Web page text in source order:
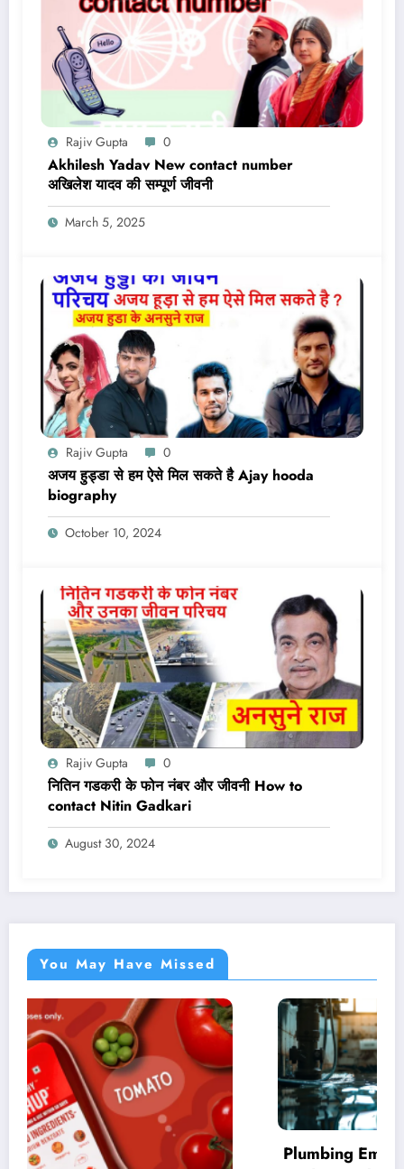
Rajiv Gupta 0
Akhilesh Yadav New contact number
अखिलेश यादव की सम्पूर्ण जीवनी
March 5, 2025
Rajiv Gupta 0
अजय हुड्डा से हम ऐसे मिल सकते है Ajay hooda
biography
October 10, 2024
Rajiv Gupta 0
नितिन गडकरी के फोन नंबर और जीवनी How to
contact Nitin Gadkari
August 30, 2024
You May Have Missed
Plumbing Emergencies: Essential Guide for